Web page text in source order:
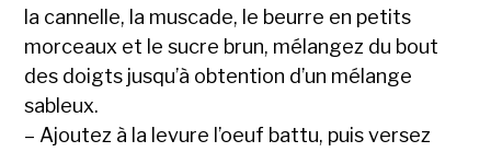
la cannelle, la muscade, le beurre en petits
morceaux et le sucre brun, mélangez du bout
des doigts jusqu’à obtention d’un mélange
sableux.
– Ajoutez à la levure l’oeuf battu, puis versez